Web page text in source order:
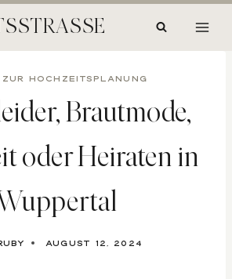
HOCHZEITSPLANUNG
Brautmode,
oder Heiraten in
August 12, 2024